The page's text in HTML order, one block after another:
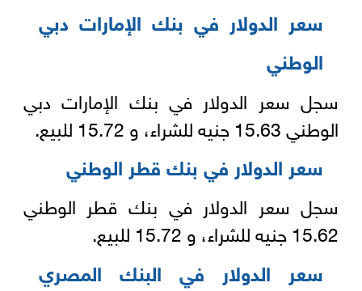
سعر الدولار في بنك الإمارات دبي
الوطني
سجل سعر الدولار في بنك الإمارات دبي
الوطني 15.63 جنيه للشراء، و 15.72 للبيع.
سعر الدولار في بنك قطر الوطني
سجل سعر الدولار في بنك قطر الوطني
15.62 جنيه للشراء، و 15.72 للبيع.
سعر الدولار في البنك المصري